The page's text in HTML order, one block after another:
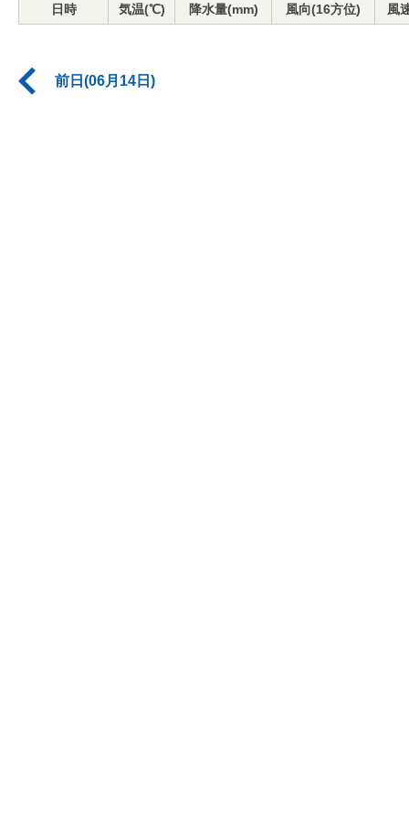
日時 気温(℃) 降水量(mm) 風向(16方位) 風
前日(06月14日)